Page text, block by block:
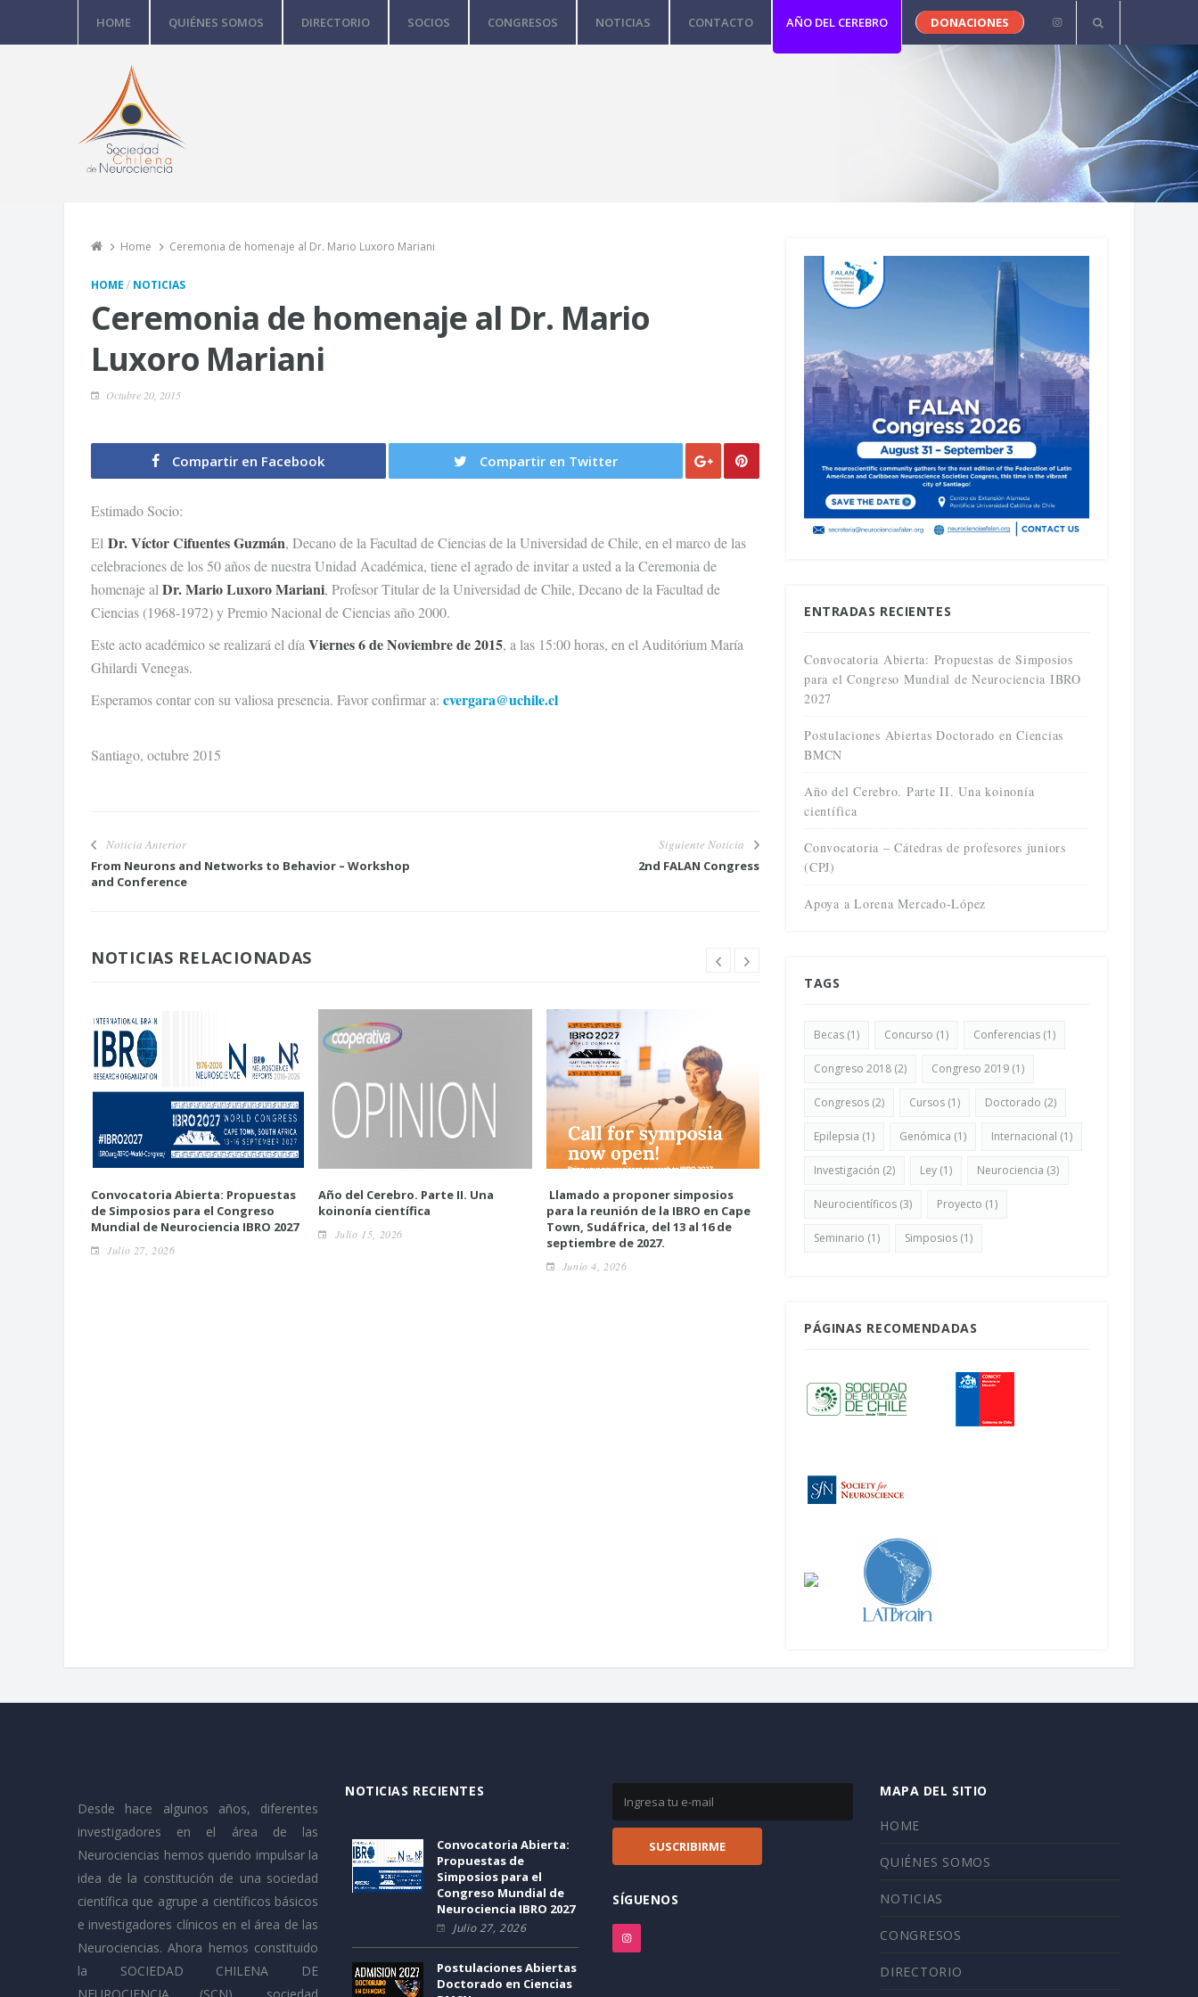
HOME QUIÉNES SOMOS DIRECTORIO SOCIOS CONGRESOS NOTICIAS CONTACTO AÑO DEL CEREBRO DONACIONES
Home Ceremonia de homenaje al Dr. Mario Luxoro Mariani
HOME / NOTICIAS
Ceremonia de homenaje al Dr. Mario
Luxoro Mariani
Octubre 20, 2015
Compartir en Facebook Compartir en Twitter
Estimado Socio:
El Dr. Víctor Cifuentes Guzmán, Decano de la Facultad de Ciencias de la Universidad de Chile, en el marco de las
celebraciones de los 50 años de nuestra Unidad Académica, tiene el agrado de invitar a usted a la Ceremonia de
homenaje al Dr. Mario Luxoro Mariani, Profesor Titular de la Universidad de Chile, Decano de la Facultad de
Ciencias (1968-1972) y Premio Nacional de Ciencias año 2000.
Este acto académico se realizará el día Viernes 6 de Noviembre de 2015, a las 15:00 horas, en el Auditórium María
Ghilardi Venegas.
Esperamos contar con su valiosa presencia. Favor confirmar a: cvergara@uchile.cl
Santiago, octubre 2015
Noticia Anterior
From Neurons and Networks to Behavior – Workshop
and Conference
Siguiente Noticia
2nd FALAN Congress
NOTICIAS RELACIONADAS
Convocatoria Abierta: Propuestas
de Simposios para el Congreso
Mundial de Neurociencia IBRO 2027
Julio 27, 2026
Año del Cerebro. Parte II. Una
koinonía científica
Julio 15, 2026
Llamado a proponer simposios
para la reunión de la IBRO en Cape
Town, Sudáfrica, del 13 al 16 de
septiembre de 2027.
Junio 4, 2026
neurocientífico en Chile
Abril 24, 2026
ENTRADAS RECIENTES
Convocatoria Abierta: Propuestas de Simposios
para el Congreso Mundial de Neurociencia IBRO
2027
Postulaciones Abiertas Doctorado en Ciencias
BMCN
Año del Cerebro. Parte II. Una koinonía
científica
Convocatoria – Cátedras de profesores juniors
(CPJ)
Apoya a Lorena Mercado-López
TAGS
Becas (1) Concurso (1) Conferencias (1)
Congreso 2018 (2) Congreso 2019 (1)
Congresos (2) Cursos (1) Doctorado (2)
Epilepsia (1) Genómica (1) Internacional (1)
Investigación (2) Ley (1) Neurociencia (3)
Neurocientíficos (3) Proyecto (1)
Seminario (1) Simposios (1)
PÁGINAS RECOMENDADAS
Desde hace algunos años, diferentes
investigadores en el área de las
Neurociencias hemos querido impulsar la
idea de la constitución de una sociedad
científica que agrupe a científicos básicos
e investigadores clínicos en el área de las
Neurociencias. Ahora hemos constituido
la SOCIEDAD CHILENA DE
NOTICIAS RECIENTES
Convocatoria Abierta:
Propuestas de
Simposios para el
Congreso Mundial de
Neurociencia IBRO 2027
Julio 27, 2026
Postulaciones Abiertas
Doctorado en Ciencias
SÍGUENOS
MAPA DEL SITIO
HOME
QUIÉNES SOMOS
NOTICIAS
CONGRESOS
DIRECTORIO